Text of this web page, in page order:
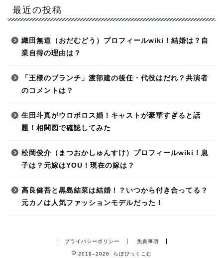
最近の投稿
織田無道（おだむどう）プロフィールwiki！結婚は？自
業自得の理由は？
「王様のブランチ」渡部建の後任・代役はだれ？共演者
のコメントは？
生田斗真がウロボロス婚！キャストが豪華すぎると話
題！相関図で確認してみた
松岡俊介（まつおかしゅんすけ）プロフィールwiki！息
子は？元嫁はYOU！現在の嫁は？
高良健吾と黒島結菜は結婚！？いつから付き合ってる？
元カノは人気ファッションモデルだった！
プライバシーポリシー 免責事項
2019–2026 らぼぴっくこむ